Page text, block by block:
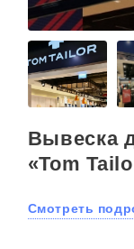
Вывеска
«Tom
Смотреть